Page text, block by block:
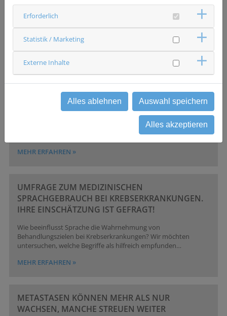
Seit zwei Jahren geben Patientinnen, Patienten und Angehörige
der Krebsforschung in Bayern eine starke Stimme: Im
Patienten-Experten-Pool (PEP) des…
MEHR ERFAHREN »
„LEBEN MIT UND NACH KREBS“: ERFOLGREICHER
1. BZKF-PATIENTENKONGRESS
26.03.26
Der erste Patientenkongress des Bayerischen Zentrums für
Krebsforschung (BZKF) in Regensburg erfuhr breite
Zustimmung und eine äußerst positive…
MEHR ERFAHREN »
UMFRAGE ZUM MEDIZINISCHEN
SPRACHGEBRAUCH BEI KREBSERKRANKUNGEN.
IHRE EINSCHÄTZUNG IST GEFRAGT!
Wie beeinflusst Sprache die Wahrnehmung von
Behandlungszielen bei Krebserkrankungen? Wir möchten
untersuchen, welche Begriffe als hilfreich empfunden…
MEHR ERFAHREN »
METASTASEN KÖNNEN MEHR ALS NUR
WACHSEN, MANCHE STREUEN WEITER
Erforderlich
Statistik / Marketing
Externe Inhalte
Alles ablehnen Auswahl speichern
Alles akzeptieren